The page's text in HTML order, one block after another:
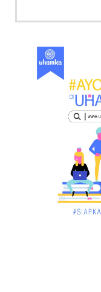
Dua Pria di
Miris,
Pekan Ini,